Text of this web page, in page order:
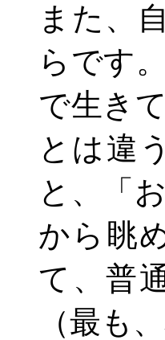
また、
らです
で生き
とは違
と、「
から眺
て、普
（最も